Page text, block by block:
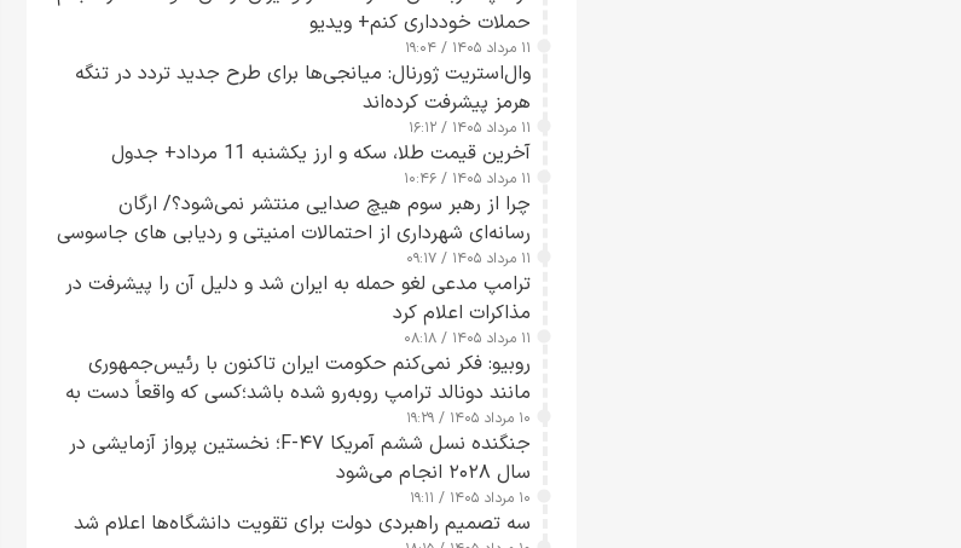
حملات خودداری کنم+ ویدیو
۱۱ مرداد ۱۴۰۵ / ۱۹:۰۴
وال‌استریت ژورنال: میانجی‌ها برای طرح جدید تردد در تنگه
هرمز پیشرفت کرده‌اند
۱۱ مرداد ۱۴۰۵ / ۱۶:۱۲
آخرین قیمت طلا، سکه و ارز یکشنبه 11 مرداد+ جدول
۱۱ مرداد ۱۴۰۵ / ۱۰:۴۶
چرا از رهبر سوم هیچ صدایی منتشر نمی‌شود؟/ ارگان
رسانه‌ای شهرداری از احتمالات امنیتی و ردیابی های جاسوسی
گفت
۱۱ مرداد ۱۴۰۵ / ۰۹:۱۷
ترامپ مدعی لغو حمله به ایران شد و دلیل آن را پیشرفت در
مذاکرات اعلام کرد
۱۱ مرداد ۱۴۰۵ / ۰۸:۱۸
روبیو: فکر نمی‌کنم حکومت ایران تاکنون با رئیس‌جمهوری
مانند دونالد ترامپ روبه‌رو شده باشد؛کسی که واقعاً دست به
اقدام می‌زند
۱۰ مرداد ۱۴۰۵ / ۱۹:۲۹
جنگنده نسل ششم آمریکا F-۴۷؛ نخستین پرواز آزمایشی در
سال ۲۰۲۸ انجام می‌شود
۱۰ مرداد ۱۴۰۵ / ۱۹:۱۱
سه تصمیم راهبردی دولت برای تقویت دانشگاه‌ها اعلام شد